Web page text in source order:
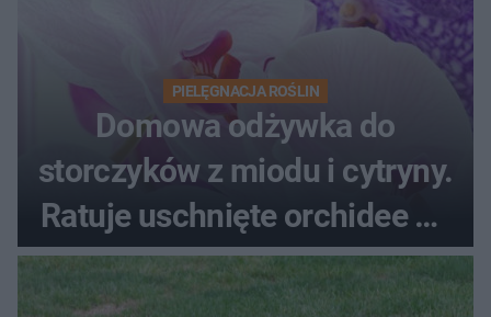
PIELĘGNACJA ROŚLIN
Domowa odżywka do
storczyków z miodu i cytryny.
Ratuje uschnięte orchidee po
upałach